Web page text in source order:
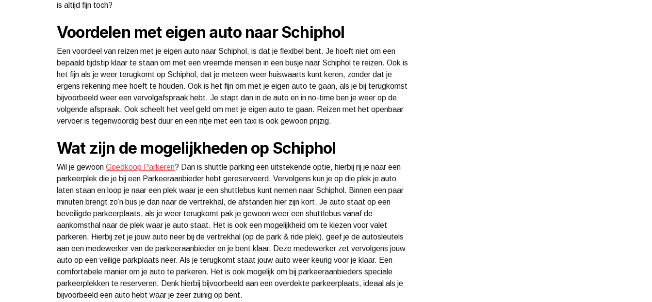
is altijd fijn toch?
Voordelen met eigen auto naar Schiphol
Een voordeel van reizen met je eigen auto naar Schiphol, is dat je flexibel bent. Je hoeft niet om een
bepaald tijdstip klaar te staan om met een vreemde mensen in een busje naar Schiphol te reizen. Ook is
het fijn als je weer terugkomt op Schiphol, dat je meteen weer huiswaarts kunt keren, zonder dat je
ergens rekening mee hoeft te houden. Ook is het fijn om met je eigen auto te gaan, als je bij terugkomst
bijvoorbeeld weer een vervolgafspraak hebt. Je stapt dan in de auto en in no-time ben je weer op de
volgende afspraak. Ook scheelt het veel geld om met je eigen auto te gaan. Reizen met het openbaar
vervoer is tegenwoordig best duur en een ritje met een taxi is ook gewoon prijzig.
Wat zijn de mogelijkheden op Schiphol
Wil je gewoon Goedkoop Parkeren? Dan is shuttle parking een uitstekende optie, hierbij rij je naar een
parkeerplek die je bij een Parkeeraanbieder hebt gereserveerd. Vervolgens kun je op die plek je auto
laten staan en loop je naar een plek waar je een shuttlebus kunt nemen naar Schiphol. Binnen een paar
minuten brengt zo’n bus je dan naar de vertrekhal, de afstanden hier zijn kort. Je auto staat op een
beveiligde parkeerplaats, als je weer terugkomt pak je gewoon weer een shuttlebus vanaf de
aankomsthal naar de plek waar je auto staat. Het is ook een mogelijkheid om te kiezen voor valet
parkeren. Hierbij zet je jouw auto neer bij de vertrekhal (op de park & ride plek), geef je de autosleutels
aan een medewerker van de parkeeraanbieder en je bent klaar. Deze medewerker zet vervolgens jouw
auto op een veilige parkplaats neer. Als je terugkomt staat jouw auto weer keurig voor je klaar. Een
comfortabele manier om je auto te parkeren. Het is ook mogelijk om bij parkeeraanbieders speciale
parkeerplekken te reserveren. Denk hierbij bijvoorbeeld aan een overdekte parkeerplaats, ideaal als je
bijvoorbeeld een auto hebt waar je zeer zuinig op bent.